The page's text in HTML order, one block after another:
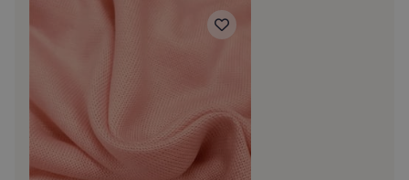
4 - Pêche-Lagon
202 - Sorbet Citron